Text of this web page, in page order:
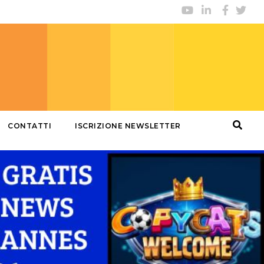
CONTATTI ISCRIZIONE NEWSLETTER